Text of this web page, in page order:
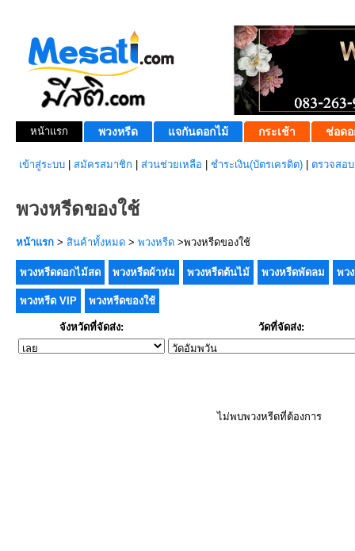
หน้าแรก พวงหรีด แจกันดอกไม้ กระเช้า ช่อดอ
เข้าสู่ระบบ สมัครสมาชิก ส่วนช่วยเหลือ ชำระเงิน(บัตรเครดิต) ตรวจสอ
พวงหรีดของใช้
หน้าแรก > สินค้าทั้งหมด > พวงหรีด >พวงหรีดของใช้
พวงหรีดดอกไม้สด พวงหรีดผ้าห่ม พวงหรีดต้นไม้ พวงหรีดพัดลม พว
พวงหรีด VIP พวงหรีดของใช้
จังหวัดที่จัดส่ง: วัดที่จัดส่ง:
ไม่พบพวงหรีดที่ต้องการ